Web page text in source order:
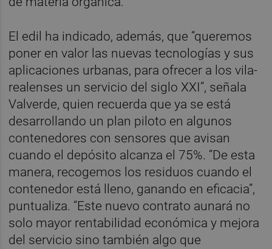
El edil ha indicado, además, que “queremos
poner en valor las nuevas tecnologías y sus
aplicaciones urbanas, para ofrecer a los vila-
realenses un servicio del siglo XXI”, señala
Valverde, quien recuerda que ya se está
desarrollando un plan piloto en algunos
contenedores con sensores que avisan
cuando el depósito alcanza el 75%. “De esta
manera, recogemos los residuos cuando el
contenedor está lleno, ganando en eficacia”,
puntualiza. “Este nuevo contrato aunará no
solo mayor rentabilidad económica y mejora
del servicio sino también algo que